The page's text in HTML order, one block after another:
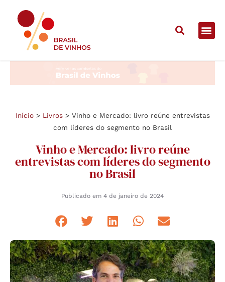
Início> Livros> Vinho e Mercado: livro reúne entrevistas
com líderes do segmento no Brasil
Vinho e Mercado: livro reúne
entrevistas com líderes do segmento
no Brasil
Publicado em 4 de janeiro de 2024